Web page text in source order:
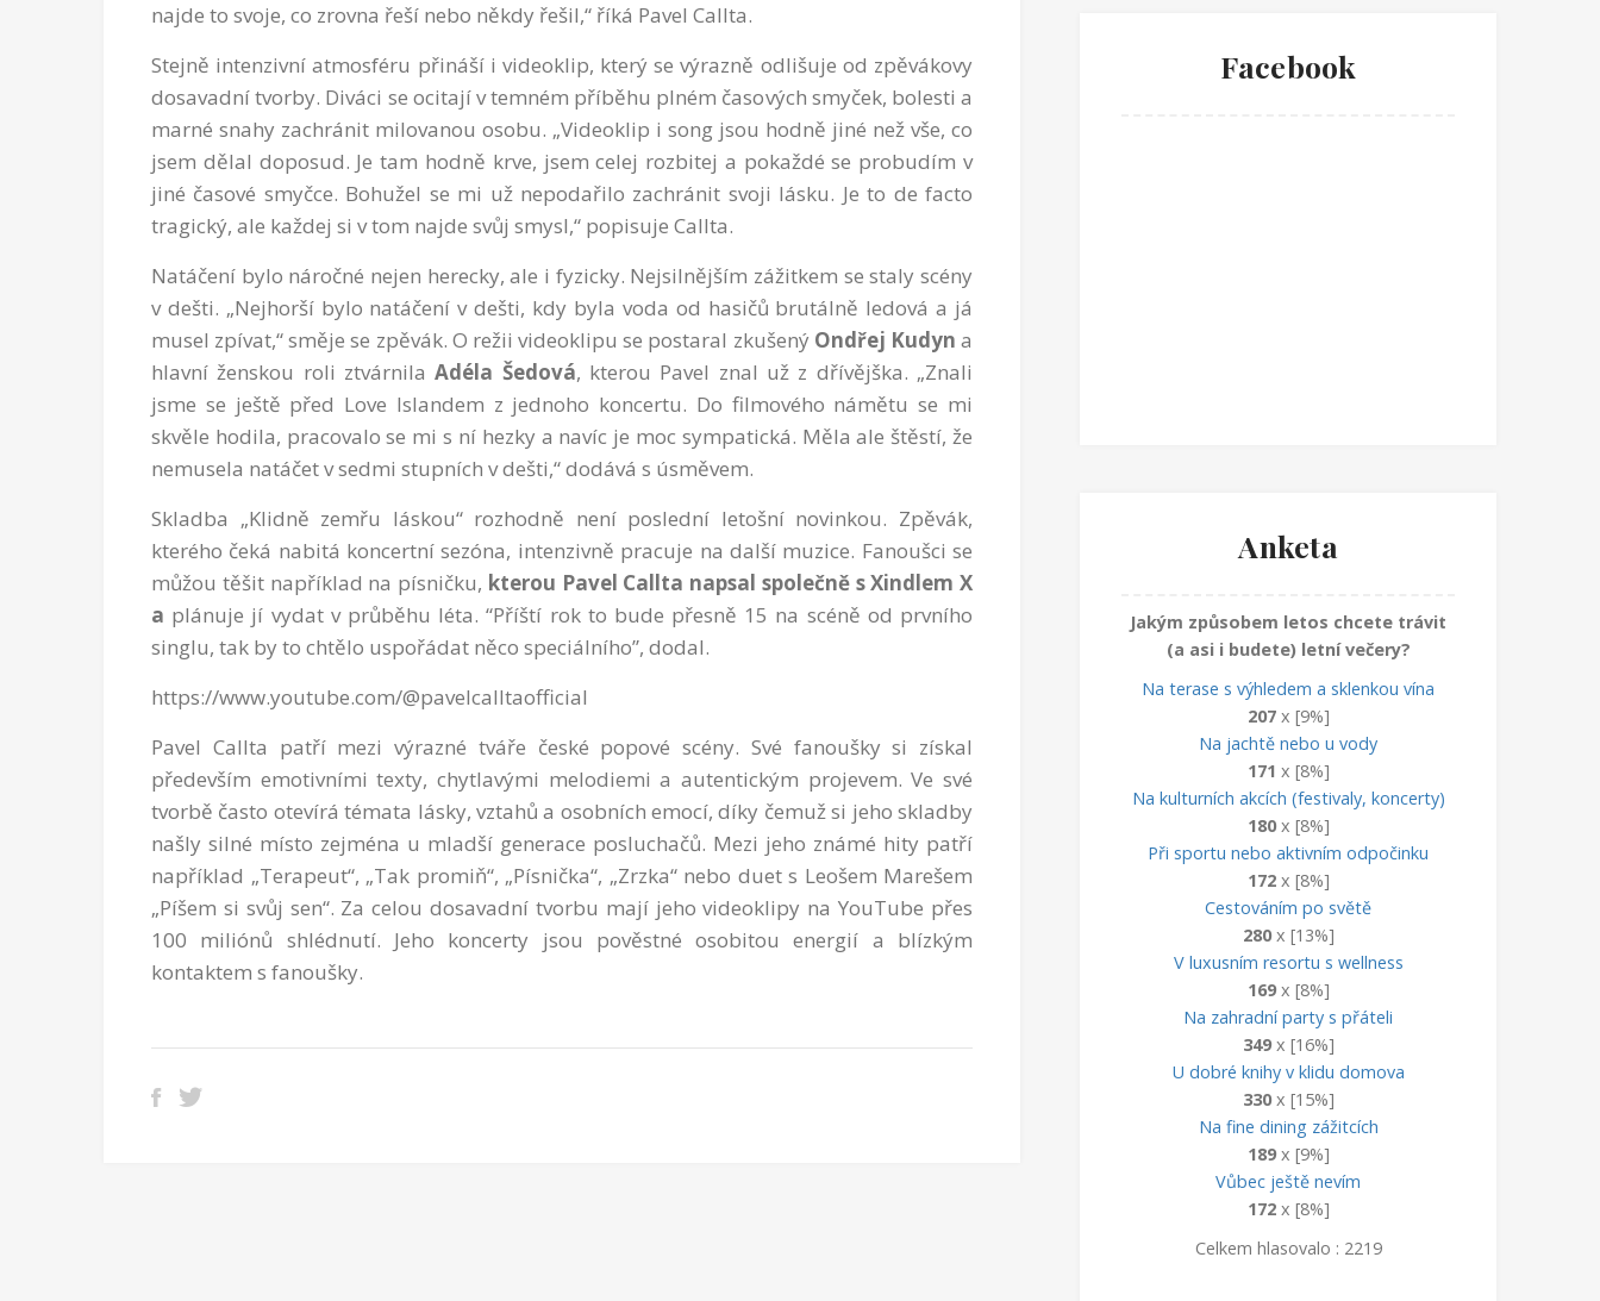
najde to svoje, co zrovna řeší nebo někdy řešil,“ říká Pavel Callta.
Stejně intenzivní atmosféru přináší i videoklip, který se výrazně odlišuje od zpěvákovy
dosavadní tvorby. Diváci se ocitají v temném příběhu plném časových smyček, bolesti a
marné snahy zachránit milovanou osobu. „Videoklip i song jsou hodně jiné než vše, co
jsem dělal doposud. Je tam hodně krve, jsem celej rozbitej a pokaždé se probudím v
jiné časové smyčce. Bohužel se mi už nepodařilo zachránit svoji lásku. Je to de facto
tragický, ale každej si v tom najde svůj smysl,“ popisuje Callta.
Natáčení bylo náročné nejen herecky, ale i fyzicky. Nejsilnějším zážitkem se staly scény
v dešti. „Nejhorší bylo natáčení v dešti, kdy byla voda od hasičů brutálně ledová a já
musel zpívat,“ směje se zpěvák. O režii videoklipu se postaral zkušený Ondřej Kudyn a
hlavní ženskou roli ztvárnilaAdéla Šedová, kterou Pavel znal už z dřívějška. „Znali
jsme se ještě před Love Islandem z jednoho koncertu. Do filmového námětu se mi
skvěle hodila, pracovalo se mi s ní hezky a navíc je moc sympatická. Měla ale štěstí, že
nemusela natáčet v sedmi stupních v dešti,“ dodává s úsměvem.
Skladba „Klidně zemřu láskou“ rozhodně není poslední letošní novinkou. Zpěvák,
kterého čeká nabitá koncertní sezóna, intenzivně pracuje na další muzice. Fanoušci se
můžou těšit například na písničku, kterou Pavel Callta napsal společně s Xindlem X
a plánuje jí vydat v průběhu léta. “Příští rok to bude přesně 15 na scéně od prvního
singlu, tak by to chtělo uspořádat něco speciálního”, dodal.
https://www.youtube.com/@pavelcalltaofficial
Pavel Callta patří mezi výrazné tváře české popové scény. Své fanoušky si získal
především emotivními texty, chytlavými melodiemi a autentickým projevem. Ve své
tvorbě často otevírá témata lásky, vztahů a osobních emocí, díky čemuž si jeho skladby
našly silné místo zejména u mladší generace posluchačů. Mezi jeho známé hity patří
například „Terapeut“, „Tak promiň“, „Písnička“, „Zrzka“ nebo duet s Leošem Marešem
„Píšem si svůj sen“. Za celou dosavadní tvorbu mají jeho videoklipy na YouTube přes
100 miliónů shlédnutí. Jeho koncerty jsou pověstné osobitou energií a blízkým
kontaktem s fanoušky.
Facebook
Anketa
Jakým způsobem letos chcete trávit
(a asi i budete) letní večery?
Na terase s výhledem a sklenkou vína
207x [9%]
Na jachtě nebo u vody
171 x [8%]
Na kulturních akcích (festivaly, koncerty)
180x [8%]
Při sportu nebo aktivním odpočinku
172x [8%]
Cestováním po světě
280x [13%]
V luxusním resortu s wellness
169x [8%]
Na zahradní party s přáteli
349x [16%]
U dobré knihy v klidu domova
330x [15%]
Na fine dining zážitcích
189x [9%]
Vůbec ještě nevím
172x [8%]
Celkem hlasovalo : 2219